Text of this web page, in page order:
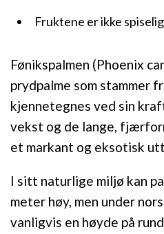
Fønikspalmen (Phoenix
prydpalme som stammer
kjennetegnes ved sin
vekst og de lange,
et markant og eksotisk
I sitt naturlige miljø kan
meter høy, men under
vanligvis en høyde på
Fruktene er ikke